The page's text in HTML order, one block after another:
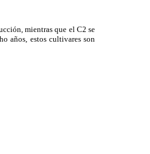
mientras que el C2 se
años, estos cultivares son